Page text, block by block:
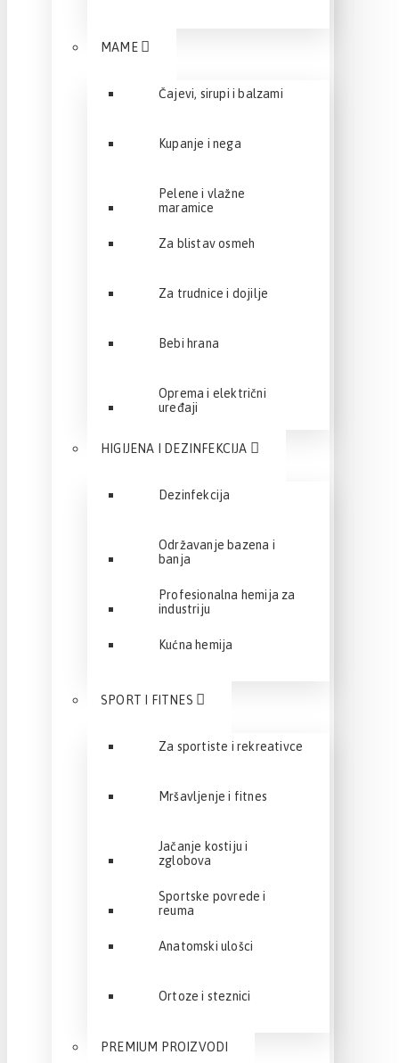
MAME
Čajevi, sirupi i balzami
Kupanje i nega
Pelene i vlažne
maramice
Za blistav osmeh
Za trudnice i dojilje
Bebi hrana
Oprema i električni
uređaji
HIGIJENA I DEZINFEKCIJA
Dezinfekcija
Održavanje bazena i
banja
Profesionalna hemija za
industriju
Kućna hemija
SPORT I FITNES
Za sportiste i rekreativce
Mršavljenje i fitnes
Jačanje kostiju i
zglobova
Sportske povrede i
reuma
Anatomski ulošci
Ortoze i steznici
PREMIUM PROIZVODI